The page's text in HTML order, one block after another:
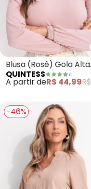
Blusa (Rosê) Gola Alta
com Ombros a Mostra
QUINTESS
A partir deR$ 44,99
-46%